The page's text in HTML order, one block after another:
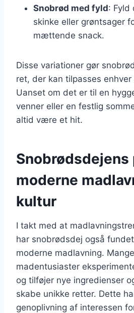
Snobrød med fyld: Fyld
skinke eller grøntsager
mættende snack.
Disse variationer gør
ret, der kan tilpasses
Uanset om det er til en
venner eller en festlig
altid være et hit.
Snobrødsdejens
moderne
kultur
I takt med at
har snobrødsdej også
moderne madlavning.
madentusiaster
og tilføjer nye ingredienser
skabe unikke retter. Dette
genoplivning af interessen